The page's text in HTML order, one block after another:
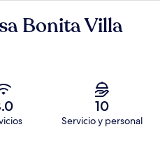
Bonita Villa
10
Servicio y personal